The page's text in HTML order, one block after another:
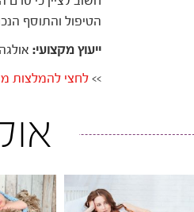
הטיפול והתוסף
ייעוץ מקצועי:
>> לחצי להמלצות